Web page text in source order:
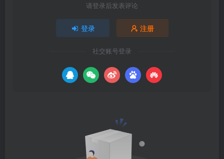
请登录后发表评论
登录 注册
社交账号登录